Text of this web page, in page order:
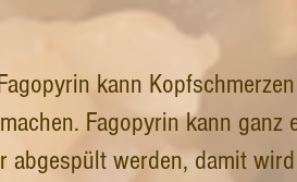
kann Kopfschmerzen
Fagopyrin kann ganz
abgespült werden, damit